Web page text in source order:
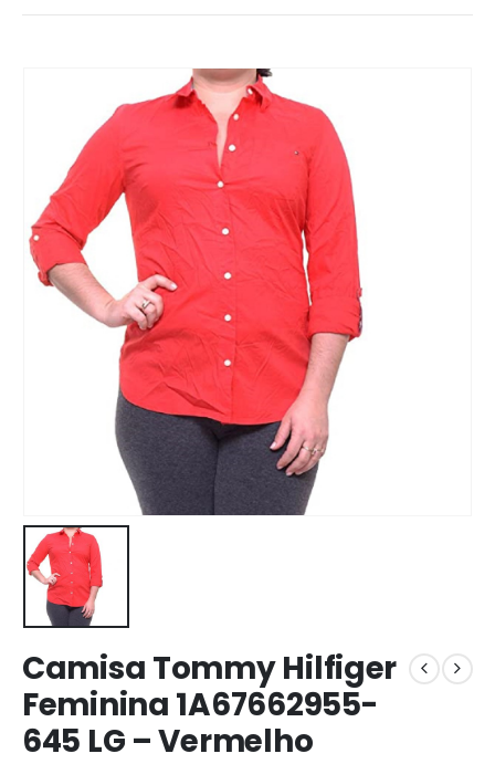
Camisa Tommy Hilfiger
Feminina 1A67662955-
645 LG – Vermelho